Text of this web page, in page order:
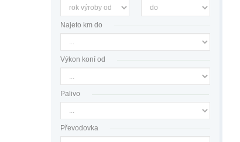
Najeto km do
Výkon koní od
Palivo
Převodovka